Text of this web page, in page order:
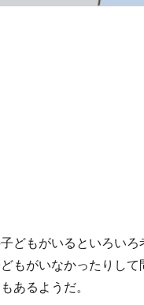
どもがいるといろい
もがいなかったりし
あるようだ。